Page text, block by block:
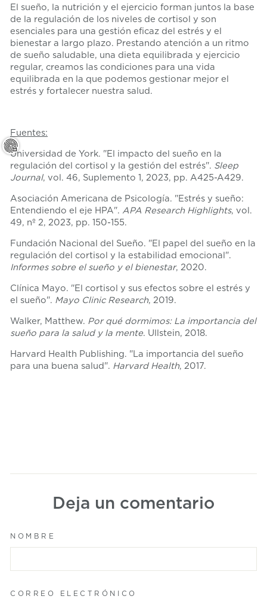
El sueño, la nutrición y el ejercicio forman juntos la base
de la regulación de los niveles de cortisol y son
esenciales para una gestión eficaz del estrés y el
bienestar a largo plazo. Prestando atención a un ritmo
de sueño saludable, una dieta equilibrada y ejercicio
regular, creamos las condiciones para una vida
equilibrada en la que podemos gestionar mejor el
estrés y fortalecer nuestra salud.
Fuentes:
Universidad de York. "El impacto del sueño en la
regulación del cortisol y la gestión del estrés". Sleep
Journal, vol. 46, Suplemento 1, 2023, pp. A425-A429.
Asociación Americana de Psicología. "Estrés y sueño:
Entendiendo el eje HPA". APA Research Highlights, vol.
49, nº 2, 2023, pp. 150-155.
Fundación Nacional del Sueño. "El papel del sueño en la
regulación del cortisol y la estabilidad emocional".
Informes sobre el sueño y el bienestar, 2020.
Clínica Mayo. "El cortisol y sus efectos sobre el estrés y
el sueño". Mayo Clinic Research, 2019.
Walker, Matthew. Por qué dormimos: La importancia del
sueño para la salud y la mente. Ullstein, 2018.
Harvard Health Publishing. "La importancia del sueño
para una buena salud". Harvard Health, 2017.
Deja un comentario
NOMBRE
CORREO ELECTRÓNICO